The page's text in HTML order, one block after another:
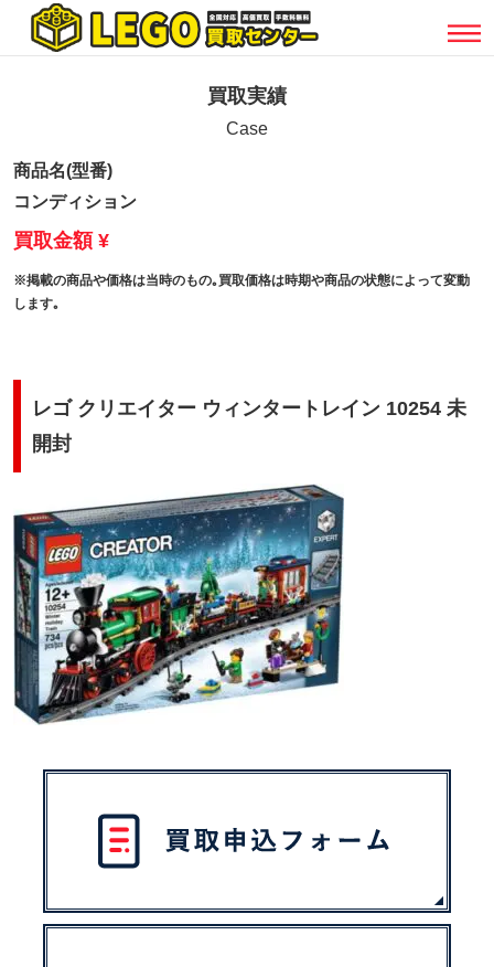
買取実績
Case
商品名(型番)
コンディション
買取金額 ¥
※掲載の商品や価格は当時のもの｡買取価格は時期や商品の状態によって変動
します｡
レゴ クリエイター ウィンタートレイン 10254 未
開封